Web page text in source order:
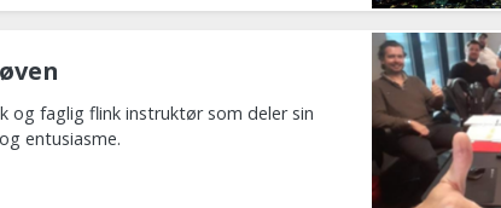
og faglig flink instruktør som deler sin
entusiasme.